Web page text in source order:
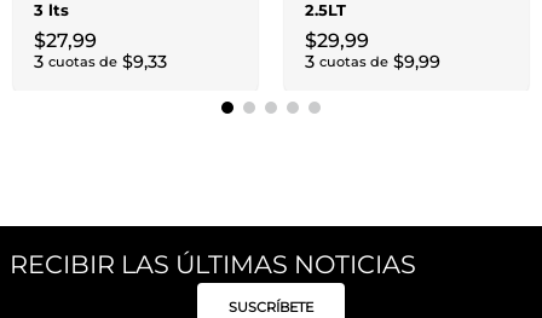
3 lts
$27,99
3 cuotas de $9,33
2.5LT
$29,99
3 cuotas de $9,99
RECIBIR LAS ÚLTIMAS NOTICIAS
SUSCRÍBETE